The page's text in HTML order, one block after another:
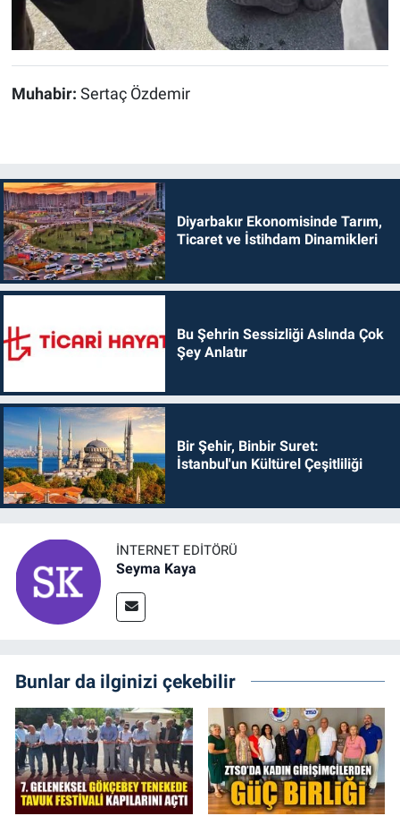
Muhabir: Sertaç Özdemir
Diyarbakır Ekonomisinde Tarım,
Ticaret ve İstihdam Dinamikleri
Bu Şehrin Sessizliği Aslında Çok
Şey Anlatır
Bir Şehir, Binbir Suret:
İstanbul'un Kültürel Çeşitliliği
İNTERNET EDITÖRÜ
Seyma Kaya
Bunlar da ilginizi çekebilir